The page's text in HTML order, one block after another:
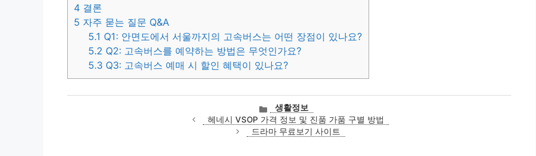
4 결론
5 자주 묻는 질문 Q&A
5.1 Q1: 안면도에서 서울까지의 고속버스는 어떤 장점이 있나요?
5.2 Q2: 고속버스를 예약하는 방법은 무엇인가요?
5.3 Q3: 고속버스 예매 시 할인 혜택이 있나요?
카
테
고
생활정보
헤네시 VSOP 가격 정보 및 진품 가품 구별 방법
드라마 무료보기 사이트